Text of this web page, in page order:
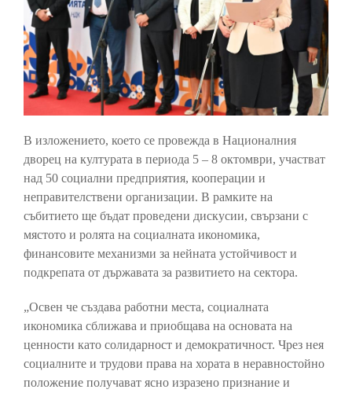
В изложението, което се провежда в Националния
дворец на културата в периода 5 – 8 октомври, участват
над 50 социални предприятия, кооперации и
неправителствени организации. В рамките на
събитието ще бъдат проведени дискусии, свързани с
мястото и ролята на социалната икономика,
финансовите механизми за нейната устойчивост и
подкрепата от държавата за развитието на сектора.
„Освен че създава работни места, социалната
икономика сближава и приобщава на основата на
ценности като солидарност и демократичност. Чрез нея
социалните и трудови права на хората в неравностойно
положение получават ясно изразено признание и